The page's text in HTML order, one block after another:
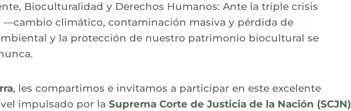
Bioculturalidad y Derechos Humanos: Ante la triple crisis
—cambio climático, contaminación masiva y pérdida de
y la protección de nuestro patrimonio biocultural se
, les compartimos e invitamos a participar en este excelente
impulsado por la Suprema Corte de Justicia de la Nación (SCJN)